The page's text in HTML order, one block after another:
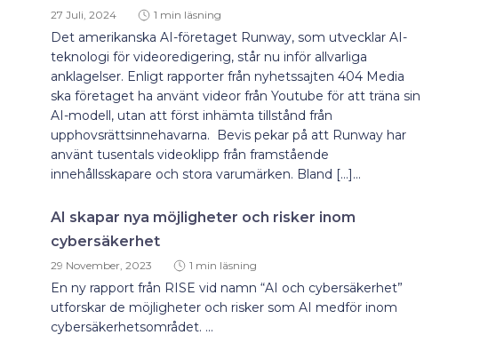
27 Juli, 2024 1 min läsning
Det amerikanska AI-företaget Runway, som utvecklar AI-
teknologi för videoredigering, står nu inför allvarliga
anklagelser. Enligt rapporter från nyhetssajten 404 Media
ska företaget ha använt videor från Youtube för att träna sin
AI-modell, utan att först inhämta tillstånd från
upphovsrättsinnehavarna. Bevis pekar på att Runway har
använt tusentals videoklipp från framstående
innehållsskapare och stora varumärken. Bland […]...
AI skapar nya möjligheter och risker inom
cybersäkerhet
29 November, 2023 1 min läsning
En ny rapport från RISE vid namn “AI och cybersäkerhet”
utforskar de möjligheter och risker som AI medför inom
cybersäkerhetsområdet. ...